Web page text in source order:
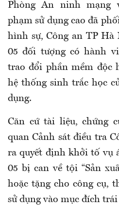
Phòng An ninh mạng
phạm sử dụng cao đã
hình sự, Công an TP
05 đối tượng có hành
trao đổi phần mềm độc
hệ thống sinh trắc học
dụng.
Căn cứ tài liệu, chứng
quan Cảnh sát điều tra
ra quyết định khởi tố vụ
05 bị can về tội “Sản
hoặc tặng cho công cụ,
sử dụng vào mục đích trái